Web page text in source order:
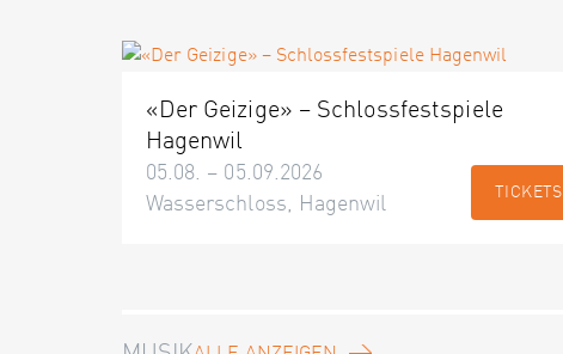
«Der Geizige» – Schlossfestspiele
Hagenwil
05.08. – 05.09.2026
Wasserschloss, Hagenwil
TICKETS